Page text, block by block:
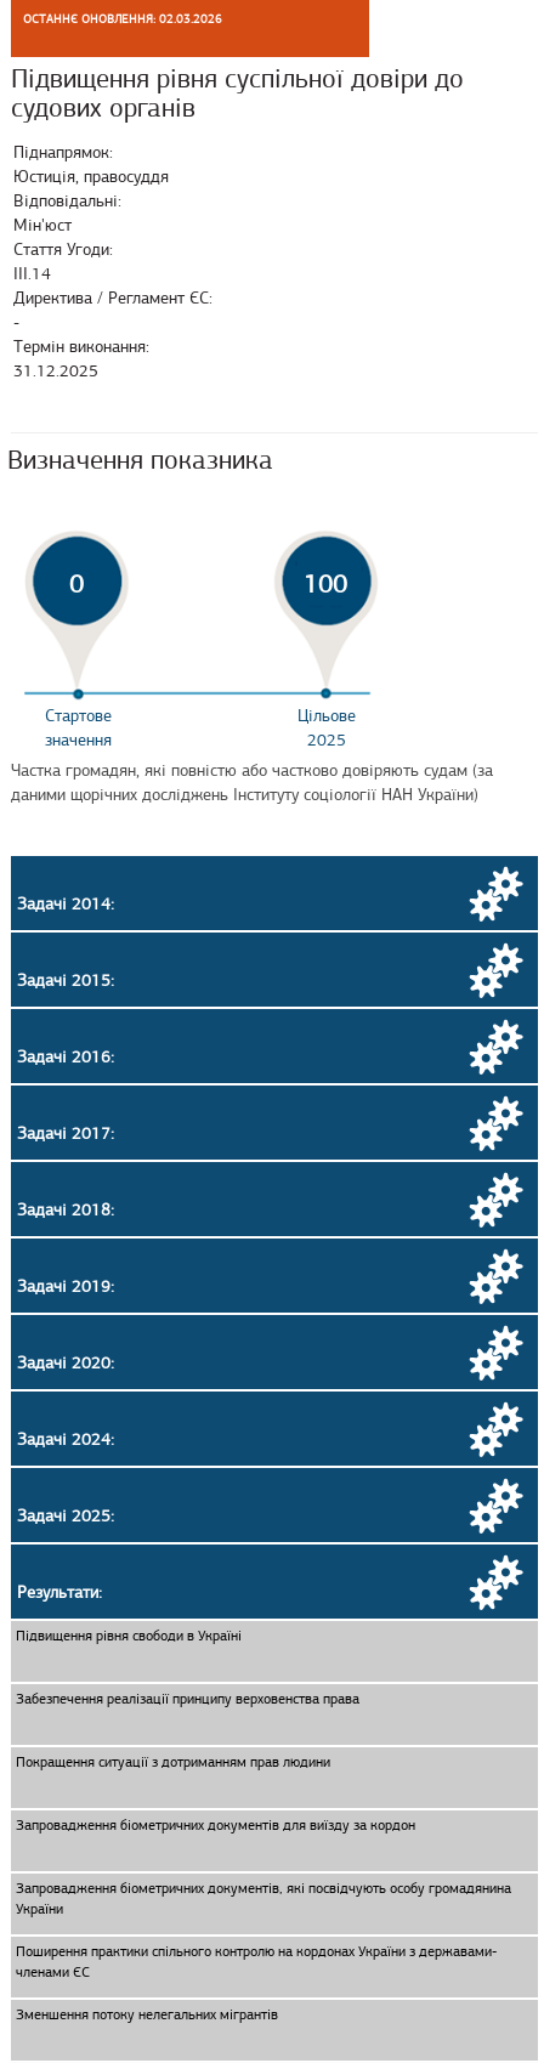
ОСТАННЄ ОНОВЛЕННЯ: 02.03.2026
Підвищення рівня суспільної довіри до
судових органів
Піднапрямок:
Юстиція, правосуддя
Відповідальні:
Мін'юст
Стаття Угоди:
ІІІ.14
Директива / Регламент ЄС:
-
Термін виконання:
31.12.2025
Визначення показника
0 100
Стартове
значення
Цільове
2025
Частка громадян, які повністю або частково довіряють судам (за
даними щорічних досліджень Інституту соціології НАН України)
Задачі 2014:
Задачі 2015:
Задачі 2016:
Задачі 2017:
Задачі 2018:
Задачі 2019:
Задачі 2020:
Задачі 2024:
Задачі 2025:
Результати:
Підвищення рівня свободи в Україні
Забезпечення реалізації принципу верховенства права
Покращення ситуації з дотриманням прав людини
Запровадження біометричних документів для виїзду за кордон
Запровадження біометричних документів, які посвідчують особу громадянина
України
Поширення практики спільного контролю на кордонах України з державами-
членами ЄС
Зменшення потоку нелегальних мігрантів